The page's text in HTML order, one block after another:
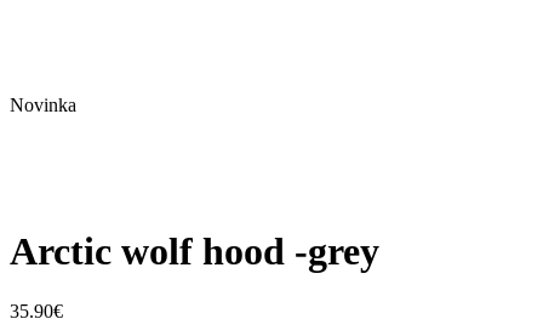
Novinka
Arctic wolf hood -grey
35.90€